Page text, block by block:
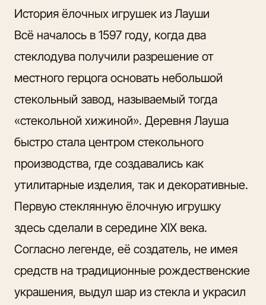
История ёлочных игрушек из Лауши
Всё началось в 1597 году, когда два
стеклодува получили разрешение от
местного герцога основать небольшой
стекольный завод, называемый тогда
«стекольной хижиной». Деревня Лауша
быстро стала центром стекольного
производства, где создавались как
утилитарные изделия, так и декоративные.
Первую стеклянную ёлочную игрушку
здесь сделали в середине XIX века.
Согласно легенде, её создатель, не имея
средств на традиционные рождественские
украшения, выдул шар из стекла и украсил